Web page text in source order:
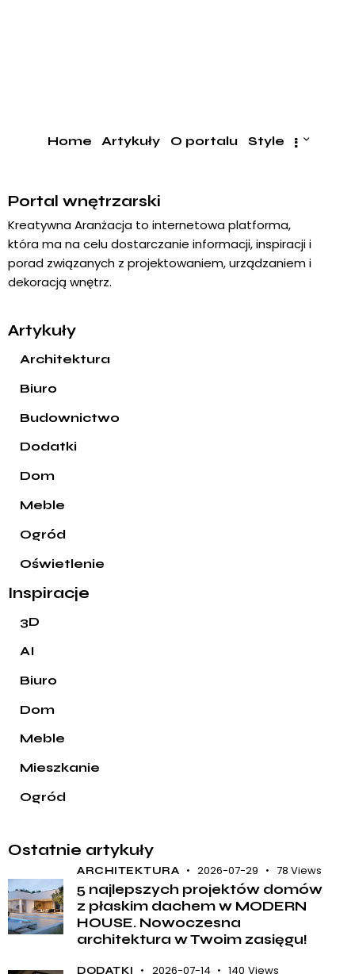
Home Artykuły O portalu Style
Portal wnętrzarski
Kreatywna Aranżacja to internetowa platforma,
która ma na celu dostarczanie informacji, inspiracji i
porad związanych z projektowaniem, urządzaniem i
dekoracją wnętrz.
Artykuły
Architektura
Biuro
Budownictwo
Dodatki
Dom
Meble
Ogród
Oświetlenie
Inspiracje
3D
AI
Biuro
Dom
Meble
Mieszkanie
Ogród
Ostatnie artykuły
ARCHITEKTURA 2026-07-29 78 Views
5 najlepszych projektów domów
z płaskim dachem w MODERN
HOUSE. Nowoczesna
architektura w Twoim zasięgu!
DODATKI 2026-07-14 140 Views